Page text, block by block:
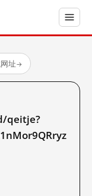
址→
qeitje?